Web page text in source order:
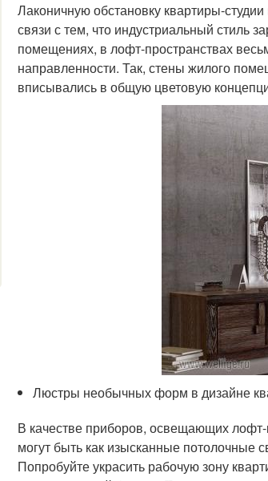
Лаконичную обстановку квартиры-
связи с тем, что индустриальный стиль
помещениях, в лофт-пространствах
направленности. Так, стены жилого
вписывались в общую цветовую
Люстры необычных форм в дизайне
В качестве приборов, освещающих
могут быть как изысканные потолочные
Попробуйте украсить рабочую зону